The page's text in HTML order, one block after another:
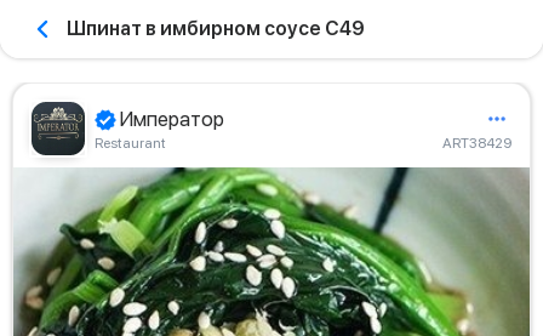
Шпинат в имбирном соусе С49
Император
Restaurant ART38429